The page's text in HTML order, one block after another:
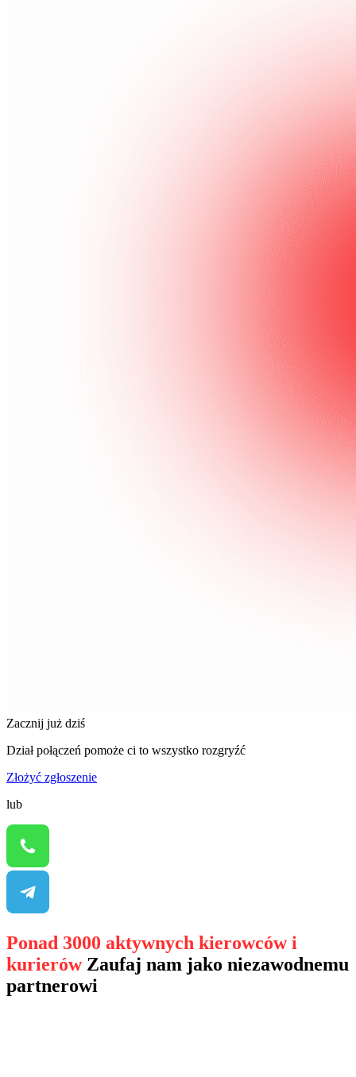
Zacznij już dziś
Dział połączeń pomoże ci to wszystko rozgryźć
Złożyć zgłoszenie
lub
Ponad 3000 aktywnych kierowców i
kurierówZaufaj nam jako niezawodnemu
partnerowi